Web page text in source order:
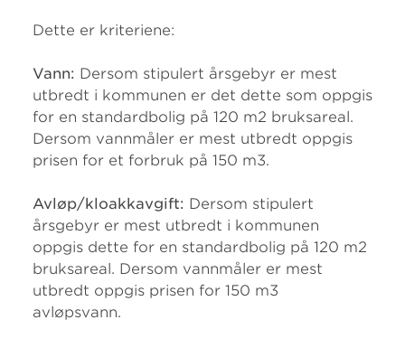
Dette er kriteriene:
Vann: Dersom stipulert årsgebyr er mest
utbredt i kommunen er det dette som oppgis
for en standardbolig på 120 m2 bruksareal.
Dersom vannmåler er mest utbredt oppgis
prisen for et forbruk på 150 m3.
Avløp/kloakkavgift: Dersom stipulert
årsgebyr er mest utbredt i kommunen
oppgis dette for en standardbolig på 120 m2
bruksareal. Dersom vannmåler er mest
utbredt oppgis prisen for 150 m3
avløpsvann.